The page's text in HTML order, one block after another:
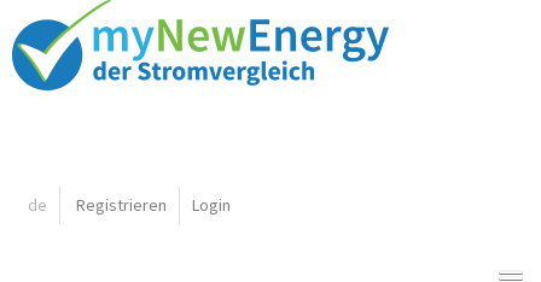
de Registrieren Login